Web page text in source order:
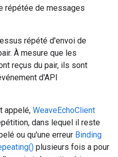
répétée de messages
répété d'envoi de
À mesure que les
reçus du pair, ils sont
d'API
appelé, WeaveEchoClient
dans lequel il reste
ou qu'une erreur Binding
plusieurs fois a pour